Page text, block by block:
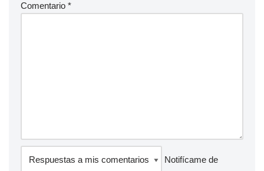
Comentario *
Notifícame de